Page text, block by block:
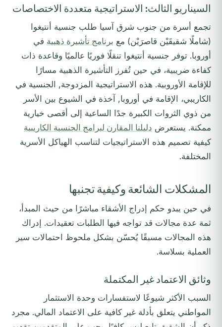
السيناريو الثالث: الاستراتيجية متعددة الاختصاصات
تجمع أسرة من جنوب شرق آسيا طلب جنسية أنتيغوا
(شاملًا شقيقَيْن قاصرَيْن) مع برنامج تأشيرة ذهبية في
أوروبا. توفر جنسية أنتيغوا تنقلًا فوريًا عالميًا وقاعدة ذات
كفاءة ضريبية، في حين تُفرز التأشيرة الذهبية مسارًا
للإقامة الأوروبية. هذه الاستراتيجية المزدوجة, الجنسية في
الكاريبي، الإقامة في أوروبا, آخذة في الشيوع بين الأسر
من ذوي الثروات الكبيرة جدًا الساعية إلى أقصى خيارية
ممكنة. يستعرض دليلنا المقارن لبرامج الجنسية الكاريبية
كيفية تصميم هذه الاستراتيجيات لتناسب الهياكل الأسرية
المختلفة.
المشكلات الشائعة وكيفية تجنبها
في حين يبدو حكم إدراج الأشقاء مباشرًا من حيث المبدأ،
ثمة عدة مجالات قد تواجه فيها الطلبات تعقيدات. إدراك
هذه المجالات مسبقًا يُحسّن بشكل ملحوظ احتمالات سير
العملية بسلاسة.
وثائق الاعتماد غير المكتملة
السبب الأكثر شيوعًا لاستفسارات وحدة الاستثمار
المواطني يتعلق بأدلة غير كافية على الاعتماد المالي. مجرد